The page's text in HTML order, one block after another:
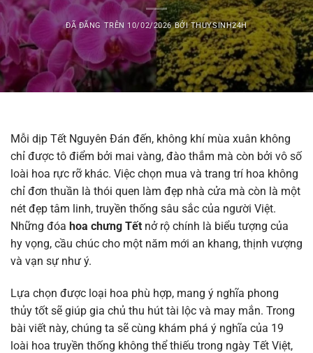
ĐÃ ĐĂNG TRÊN 10/02/2026 BỞITHUYSINH24H
Mỗi dịp Tết Nguyên Đán đến, không khí mùa xuân không
chỉ được tô điểm bởi mai vàng, đào thắm mà còn bởi vô số
loài hoa rực rỡ khác. Việc chọn mua và trang trí hoa không
chỉ đơn thuần là thói quen làm đẹp nhà cửa mà còn là một
nét đẹp tâm linh, truyền thống sâu sắc của người Việt.
Những đóa hoa chưng Tết nở rộ chính là biểu tượng của
hy vọng, cầu chúc cho một năm mới an khang, thịnh vượng
và vạn sự như ý.
Lựa chọn được loại hoa phù hợp, mang ý nghĩa phong
thủy tốt sẽ giúp gia chủ thu hút tài lộc và may mắn. Trong
bài viết này, chúng ta sẽ cùng khám phá ý nghĩa của 19
loài hoa truyền thống không thể thiếu trong ngày Tết Việt,